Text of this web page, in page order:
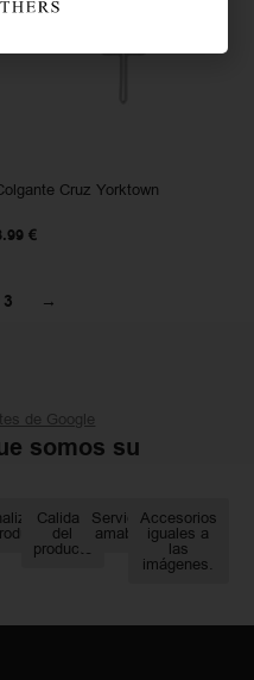
Cruz Yorktown
€
3 →
de Google
somos su
Calidad
del
producto
Servicio
amable
Accesorios
iguales a
las
imágenes.